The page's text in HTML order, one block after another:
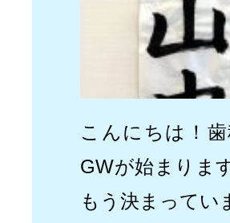
こんにちは！
GWが始まりま
もう決まってい